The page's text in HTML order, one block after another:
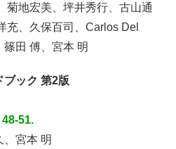
菊地宏美、坪井秀行、古山通
充、久保百司、Carlos Del
田 傅、宮本 明
ブック 第2版
51.
、宮本 明